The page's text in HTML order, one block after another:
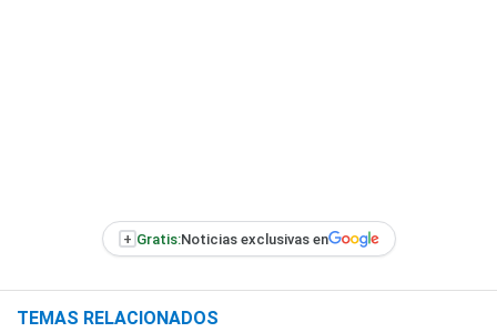
+ Gratis:Noticias exclusivas en
TEMAS RELACIONADOS